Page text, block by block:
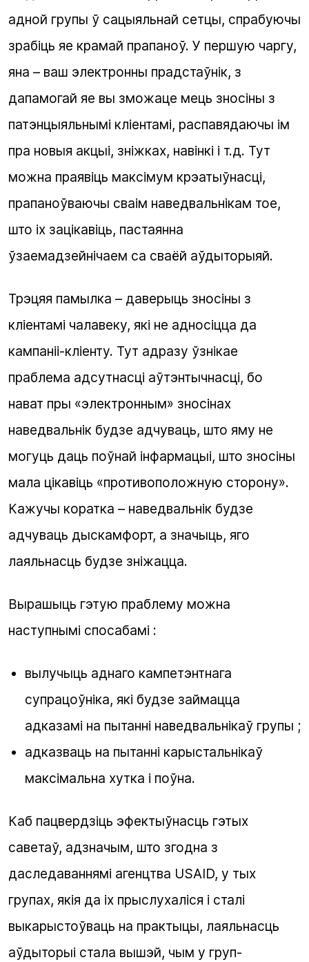
адной групы ў сацыяльнай сетцы, спрабуючы
зрабіць яе крамай прапаноў. У першую чаргу,
яна – ваш электронны прадстаўнік, з
дапамогай яе вы зможаце мець зносіны з
патэнцыяльнымі кліентамі, распавядаючы ім
пра новыя акцыі, зніжках, навінкі і т.д. Тут
можна праявіць максімум крэатыўнасці,
прапаноўваючы сваім наведвальнікам тое,
што іх зацікавіць, пастаянна
ўзаемадзейнічаем са сваёй аўдыторыяй.
Трэцяя памылка – даверыць зносіны з
кліентамі чалавеку, які не адносіцца да
кампаніі-кліенту. Тут адразу ўзнікае
праблема адсутнасці аўтэнтычнасці, бо
нават пры «электронным» зносінах
наведвальнік будзе адчуваць, што яму не
могуць даць поўнай інфармацыі, што зносіны
мала цікавіць «противоположную сторону».
Кажучы коратка – наведвальнік будзе
адчуваць дыскамфорт, а значыць, яго
лаяльнасць будзе зніжацца.
Вырашыць гэтую праблему можна
наступнымі спосабамі :
вылучыць аднаго кампетэнтнага
супрацоўніка, які будзе займацца
адказамі на пытанні наведвальнікаў групы ;
адказваць на пытанні карыстальнікаў
максімальна хутка і поўна.
Каб пацвердзіць эфектыўнасць гэтых
саветаў, адзначым, што згодна з
даследаваннямі агенцтва USAID, у тых
групах, якія да іх прыслухаліся і сталі
выкарыстоўваць на практыцы, лаяльнасць
аўдыторыі стала вышэй, чым у груп-